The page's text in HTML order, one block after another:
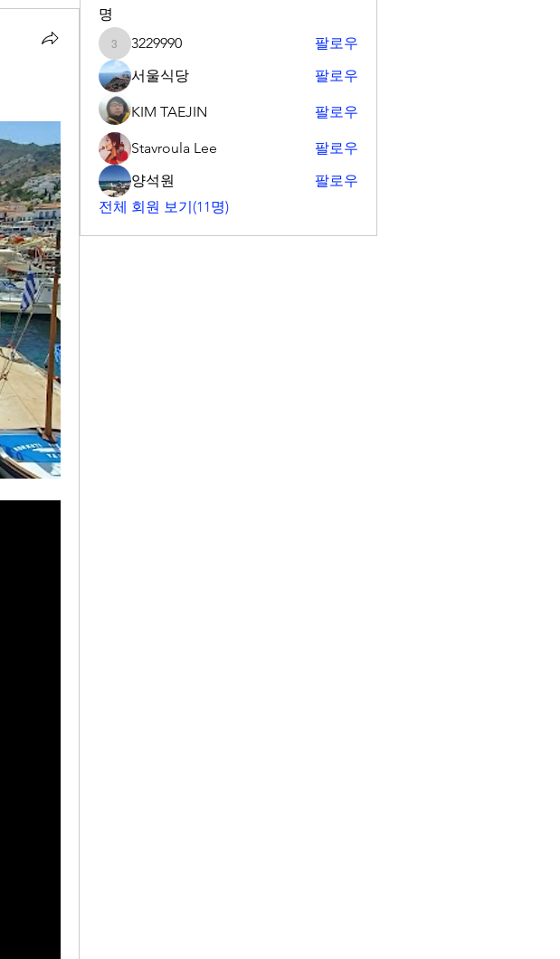
명
3229990
3229990
팔로우
서울식당
팔로우
KIM TAEJIN 팔로우
Stavroula Lee
팔로우
양석원
팔로우
전체 회원 보기(11명)